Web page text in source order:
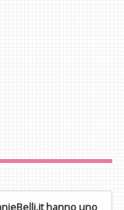
hanno uno